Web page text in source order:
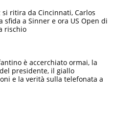
si ritira da Cincinnati, Carlos
sfida a Sinner e ora US Open di
rischio
è accerchiato ormai, la
presidente, il giallo
e la verità sulla telefonata a